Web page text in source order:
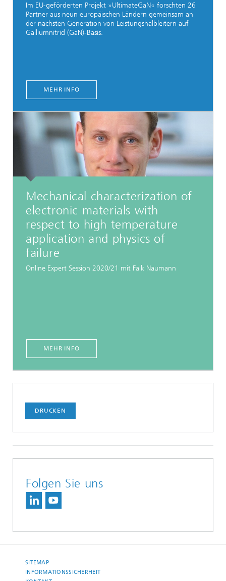
Im EU-geförderten Projekt »UltimateGaN« forschten 26
Partner aus neun europäischen Ländern gemeinsam an
der nächsten Generation von Leistungshalbleitern auf
Galliumnitrid (GaN)-Basis.
MEHR INFO
Mechanical characterization of
electronic materials with
respect to high temperature
application and physics of
failure
Online Expert Session 2020/21 mit Falk Naumann
MEHR INFO
DRUCKEN
Folgen Sie uns
SITEMAP
INFORMATIONSSICHERHEIT